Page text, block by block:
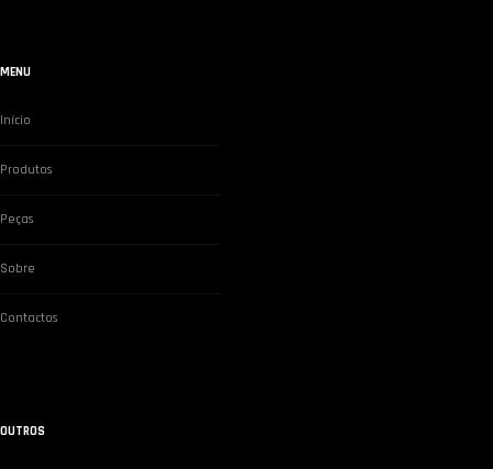
MENU
Início
Produtos
Peças
Sobre
Contactos
OUTROS